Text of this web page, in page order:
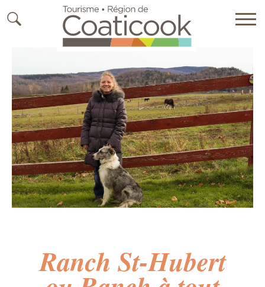
Ranch St-Hubert